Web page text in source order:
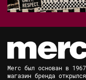
Merc был основан в
магазин бренда